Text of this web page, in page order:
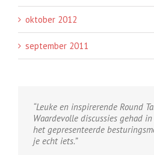
oktober 2012
september 2011
“Leuke en inspirerende Round
Waardevolle discussies gehad
het gepresenteerde
je echt iets.”